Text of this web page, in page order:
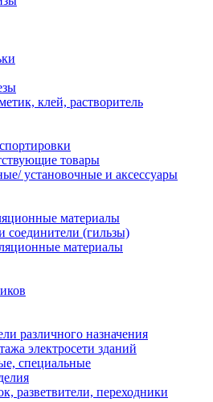
клей, растворитель
товары
установочные и аксессуары
материалы
соединители (гильзы)
материалы
различного назначения
электросети зданий
специальные
разветвители, переходники